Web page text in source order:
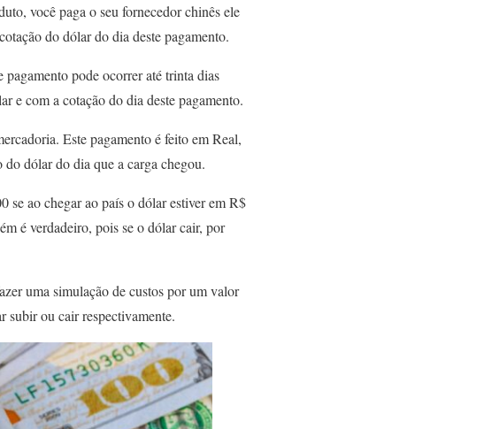
você paga o seu fornecedor chinês ele
do dólar do dia deste pagamento.
pagamento pode ocorrer até trinta dias
e com a cotação do dia deste pagamento.
Este pagamento é feito em Real,
dólar do dia que a carga chegou.
ao chegar ao país o dólar estiver em R$
é verdadeiro, pois se o dólar cair, por
uma simulação de custos por um valor
subir ou cair respectivamente.